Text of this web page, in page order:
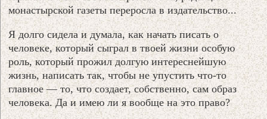
монастырской газеты переросла в издательство...
Я долго сидела и думала, как начать писать о
человеке, который сыграл в твоей жизни особую
роль, который прожил долгую интереснейшую
жизнь, написать так, чтобы не упустить что-то
главное — то, что создает, собственно, сам образ
человека. Да и имею ли я вообще на это право?